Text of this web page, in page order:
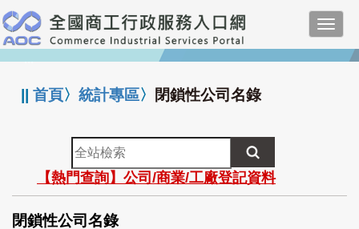
跳
到
主
要
:::
||首頁〉統計專區〉 閉鎖性公司名錄
全
站
檢
索
【熱門查詢】公司/商業/工廠登記資料
閉鎖性公司名錄